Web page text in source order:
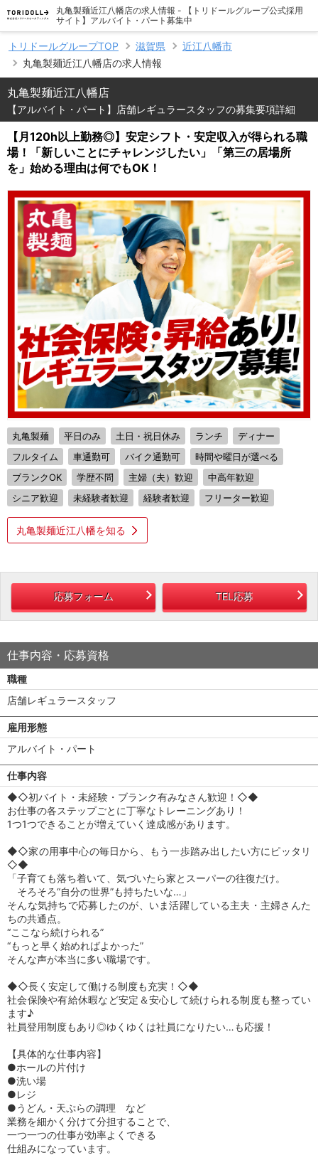
丸亀製麺近江八幡店の求人情報 - 【トリドールグループ公式採用
サイト】アルバイト・パート募集中
トリドールグループTOP 滋賀県
近江八幡市
丸亀製麺近江八幡店の求人情報
丸亀製麺近江八幡店
【アルバイト・パート】店舗レギュラースタッフの募集要項詳細
【月120h以上勤務◎】安定シフト・安定収入が得られる職
場！「新しいことにチャレンジしたい」「第三の居場所
を」始める理由は何でもOK！
丸亀製麺 平日のみ 土日・祝日休み ランチ
ディナー
フルタイム
車通勤可 バイク通勤可
時間や曜日が選べる
ブランクOK
学歴不問 主婦（夫）歓迎
中高年歓迎
シニア歓迎
未経験者歓迎 経験者歓迎 フリーター歓迎
丸亀製麺近江八幡を知る
応募フォーム TEL応募
仕事内容・応募資格
職種
店舗レギュラースタッフ
雇用形態
アルバイト・パート
仕事内容
◆◇初バイト・未経験・ブランク有みなさん歓迎！◇◆
お仕事の各ステップごとに丁寧なトレーニングあり！
1つ1つできることが増えていく達成感があります。
◆◇家の用事中心の毎日から、もう一歩踏み出したい方にピッタリ
◇◆
「子育ても落ち着いて、気づいたら家とスーパーの往復だけ。
そろそろ“自分の世界”も持ちたいな…」
そんな気持ちで応募したのが、いま活躍している主夫・主婦さんた
ちの共通点。
“ここなら続けられる”
“もっと早く始めればよかった”
そんな声が本当に多い職場です。
◆◇長く安定して働ける制度も充実！◇◆
社会保険や有給休暇など安定＆安心して続けられる制度も整ってい
ます♪
社員登用制度もあり◎ゆくゆくは社員になりたい…も応援！
【具体的な仕事内容】
●ホールの片付け
●洗い場
●レジ
●うどん・天ぷらの調理 など
業務を細かく分けて分担することで、
一つ一つの仕事が効率よくできる
仕組みになっています。